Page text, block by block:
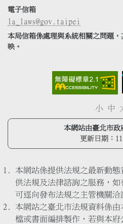
電子信箱
la_laws@gov.taipei
本局信箱係處理與系統相關之問題
映。
小 中
本網站由臺北市政
更新日期：
本網站係提供法規之最新動
供法規及法律諮詢之服務，
可逕向發布法規之主管機關洽
本網站之臺北市法規資料係
檔或書面編排製作，若與本